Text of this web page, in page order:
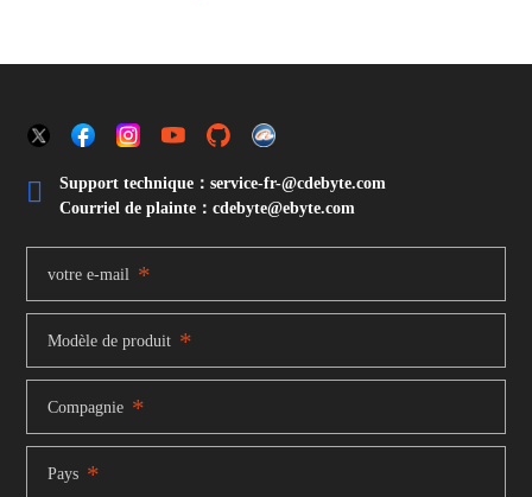

Support technique：service-fr-@cdebyte.com
Courriel de plainte：cdebyte@ebyte.com
votre e-mail *
Modèle de produit *
Compagnie *
Pays *